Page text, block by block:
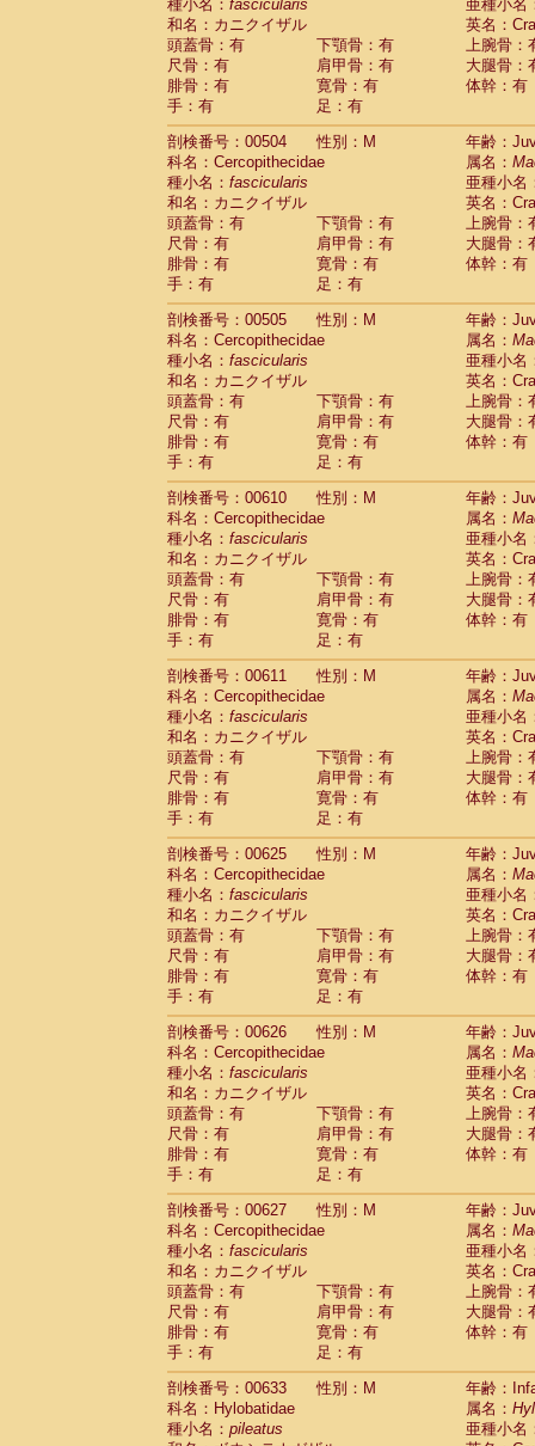
種小名： fascicularis
亜種小名
和名：カニクイザル
英名：
頭蓋骨：有
下顎骨：有
上腕骨：
尺骨：有
肩甲骨：有
大腿骨：
腓骨：有
寛骨：有
体幹：有
手：有
足：有
剖検番号：00504
性別：M
年齢：
科名：Cercopithecidae
属名：
種小名： fascicularis
亜種小名
和名：カニクイザル
英名：
頭蓋骨：有
下顎骨：有
上腕骨：
尺骨：有
肩甲骨：有
大腿骨：
腓骨：有
寛骨：有
体幹：有
手：有
足：有
剖検番号：00505
性別：M
年齢：
科名：Cercopithecidae
属名：
種小名： fascicularis
亜種小名
和名：カニクイザル
英名：
頭蓋骨：有
下顎骨：有
上腕骨：
尺骨：有
肩甲骨：有
大腿骨：
腓骨：有
寛骨：有
体幹：有
手：有
足：有
剖検番号：00610
性別：M
年齢：
科名：Cercopithecidae
属名：
種小名： fascicularis
亜種小名
和名：カニクイザル
英名：
頭蓋骨：有
下顎骨：有
上腕骨：
尺骨：有
肩甲骨：有
大腿骨：
腓骨：有
寛骨：有
体幹：有
手：有
足：有
剖検番号：00611
性別：M
年齢：
科名：Cercopithecidae
属名：
種小名： fascicularis
亜種小名
和名：カニクイザル
英名：
頭蓋骨：有
下顎骨：有
上腕骨：
尺骨：有
肩甲骨：有
大腿骨：
腓骨：有
寛骨：有
体幹：有
手：有
足：有
剖検番号：00625
性別：M
年齢：
科名：Cercopithecidae
属名：
種小名： fascicularis
亜種小名
和名：カニクイザル
英名：
頭蓋骨：有
下顎骨：有
上腕骨：
尺骨：有
肩甲骨：有
大腿骨：
腓骨：有
寛骨：有
体幹：有
手：有
足：有
剖検番号：00626
性別：M
年齢：
科名：Cercopithecidae
属名：
種小名： fascicularis
亜種小名
和名：カニクイザル
英名：
頭蓋骨：有
下顎骨：有
上腕骨：
尺骨：有
肩甲骨：有
大腿骨：
腓骨：有
寛骨：有
体幹：有
手：有
足：有
剖検番号：00627
性別：M
年齢：
科名：Cercopithecidae
属名：
種小名： fascicularis
亜種小名
和名：カニクイザル
英名：
頭蓋骨：有
下顎骨：有
上腕骨：
尺骨：有
肩甲骨：有
大腿骨：
腓骨：有
寛骨：有
体幹：有
手：有
足：有
剖検番号：00633
性別：M
年齢：
科名：Hylobatidae
属名：
種小名： pileatus
亜種小名